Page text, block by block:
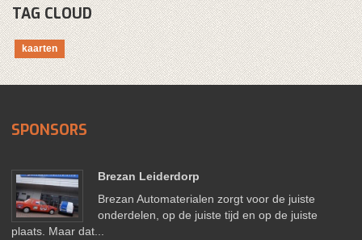
TAG CLOUD
kaarten
SPONSORS
Brezan Leiderdorp
Brezan Automaterialen zorgt voor de juiste
onderdelen, op de juiste tijd en op de juiste
plaats. Maar dat...